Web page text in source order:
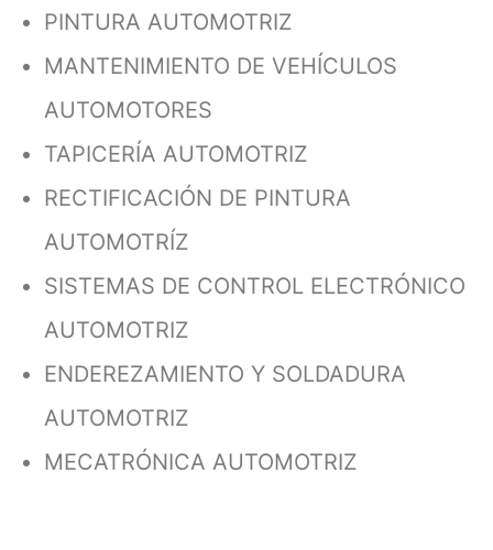
PINTURA AUTOMOTRIZ
MANTENIMIENTO DE VEHÍCULOS
AUTOMOTORES
TAPICERÍA AUTOMOTRIZ
RECTIFICACIÓN DE PINTURA
AUTOMOTRÍZ
SISTEMAS DE CONTROL ELECTRÓNICO
AUTOMOTRIZ
ENDEREZAMIENTO Y SOLDADURA
AUTOMOTRIZ
MECATRÓNICA AUTOMOTRIZ